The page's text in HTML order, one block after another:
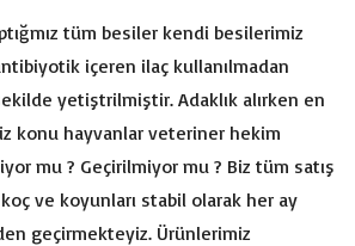
tüm besiler kendi besilerimiz
içeren ilaç kullanılmadan
yetiştrilmiştir. Adaklık alırken en
konu hayvanlar veteriner hekim
mu ? Geçirilmiyor mu ? Biz tüm satış
koç ve koyunları stabil olarak her ay
geçirmekteyiz. Ürünlerimiz